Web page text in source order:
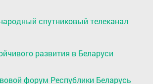
спутниковый телеканал
развития в Беларуси
форум Республики Беларусь